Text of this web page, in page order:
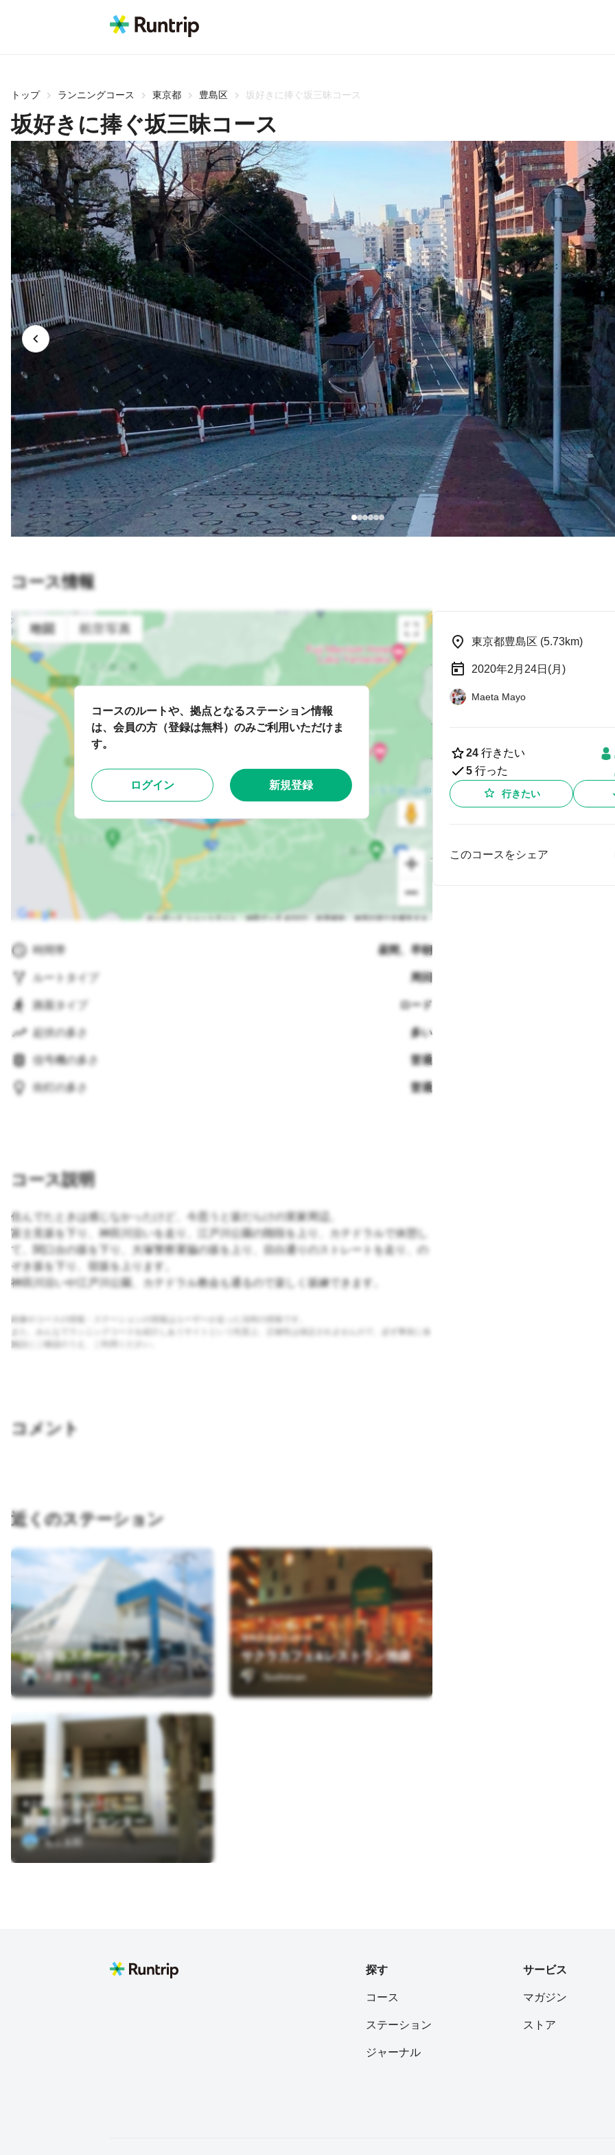
トップ ランニングコース 東京都 豊島区 坂好きに捧ぐ坂三昧コース
坂好きに捧ぐ坂三昧コース
コース情報
時間帯 昼間、早朝
ルートタイプ 周回
路面タイプ ロード
起伏の多さ 多い
信号機の多さ 普通
街灯の多さ 普通
コース説明
住んでたときは感じなかったけど、今思うと坂だらけの実家周辺。
富士見坂を下り、神田川沿いを走り、江戸川公園の階段を上り、カテドラルで休憩し
て、関口台の坂を下り、大塚警察署脇の坂を上り、目白通りのストレートを走り、の
ぞき坂を下り、宿坂を上ります。
神田川沿いや江戸川公園、カテドラル教会も通るので楽しく坂練できます。
画像やコースの情報・ステーションの情報はユーザーが走った当時の情報です。
また、みんなでランニングコースを紹介しあうサイトという性質上、正確性は保証されませんので、必ず事前に各
施設にご確認のうえ、ご利用ください。
コメント
近くのステーション
東京都新宿区市谷加賀町2-1-16
DIS市谷スポーツクラブ
大森英一郎
豊島区池袋2-39-10
サクラカフェ&レストラン池袋
Sushiman
東京都新宿区大久保3-5-1
新宿スポーツセンター
もふ太郎
コースのルートや、拠点となるステーション情報
は、会員の方（登録は無料）のみご利用いただけま
す。
ログイン 新規登録
東京都豊島区 (5.73km)
2020年2月24日(月)
Maeta Mayo
24 行きたい
5 行った
行きたい
このコースをシェア
探す
コース
ステーション
ジャーナル
サービス
マガジン
ストア